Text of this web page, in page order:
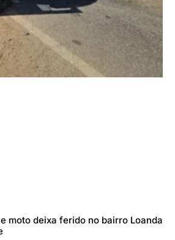
moto deixa ferido no bairro Loanda